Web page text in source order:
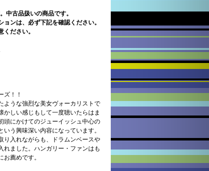
中古品扱いの商品です。
ンは、必ず下記を確認ください。
ださい。
ズ！！
ような強烈な美女ヴォーカリストで
しい感じもして一度聴いたらはま
頭にかけてのジューイッシュ中心の
う興味深い内容になっています。
り入れながらも、ドラムンベースや
れました。ハンガリー・ファンはも
薦めです。